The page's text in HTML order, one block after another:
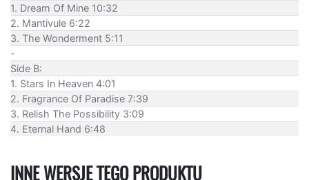
1. Dream Of Mine 10:32
2. Mantivule 6:22
3. The Wonderment 5:11
-
Side B:
1. Stars In Heaven 4:01
2. Fragrance Of Paradise 7:39
3. Relish The Possibility 3:09
4. Eternal Hand 6:48
INNE WERSJE TEGO PRODUKTU